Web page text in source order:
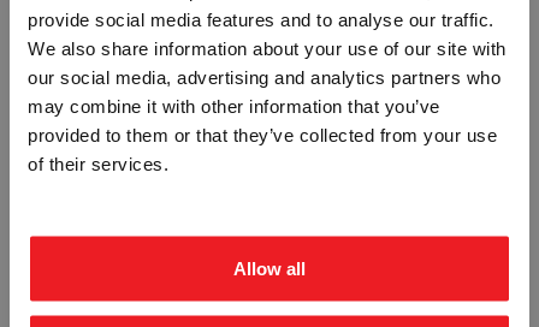
provide social media features and to analyse our traffic.
We also share information about your use of our site with
our social media, advertising and analytics partners who
may combine it with other information that you’ve
provided to them or that they’ve collected from your use
of their services.
Allow all
TRA-1132
TRA-1134
Vennligst velg portal
BEDRIFT PRIVAT